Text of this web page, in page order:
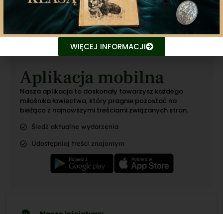
Poprzedni artykuł Następny artykuł
Aplikacja mobilna
Nasza aplikacja to doskonały towarzysz każdego
miłośnika łowiectwa, który pragnie pozostać na
bieżąco z najnowszymi treściami związanych stron.
Śledź aktualne wydarzenia
Udostępniaj treści znajomym
WIĘCEJ INFORMACJI